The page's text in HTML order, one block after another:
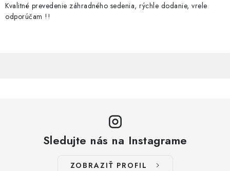
Kvalitné prevedenie záhradného sedenia, rýchle dodanie, vrele
odporúčam !!
Sledujte nás na Instagrame
ZOBRAZIŤ PROFIL